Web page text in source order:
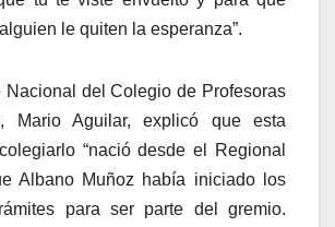
le quiten la esperanza”.
Nacional del Colegio de Profesoras
Mario Aguilar, explicó que esta
“nació desde el Regional
Albano Muñoz había iniciado los
para ser parte del gremio.